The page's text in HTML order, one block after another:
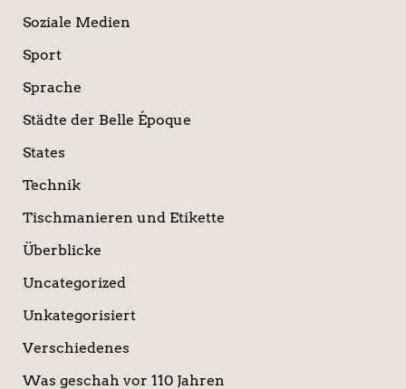
Soziale Medien
Sport
Sprache
Städte der Belle Époque
States
Technik
Tischmanieren und Etikette
Überblicke
Uncategorized
Unkategorisiert
Verschiedenes
Was geschah vor 110 Jahren